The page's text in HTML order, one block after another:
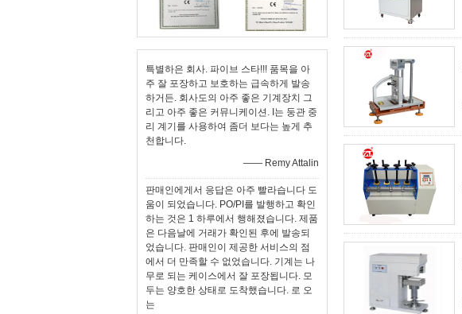
특별하은 회사. 파이브 스타!!! 품목을 아
주 잘 포장하고 보호하는 급속하게 발송
하거든. 회사도의 아주 좋은 기계장치 그
리고 아주 좋은 커뮤니케이션. I는 둥관 중
리 계기를 사용하여 좀더 보다는 높게 추
천합니다.
—— Remy Attalin
판매인에게서 응답은 아주 빨라습니다 도
움이 되었습니다. PO/PI를 발행하고 확인
하는 것은 1 하루에서 행해졌습니다. 제품
은 다음날에 거래가 확인된 후에 발송되
었습니다. 판매인이 제공한 서비스의 점
에서 더 만족할 수 없었습니다. 기계는 나
무로 되는 케이스에서 잘 포장됩니다. 모
두는 양호한 상태로 도착했습니다. 로 오
는